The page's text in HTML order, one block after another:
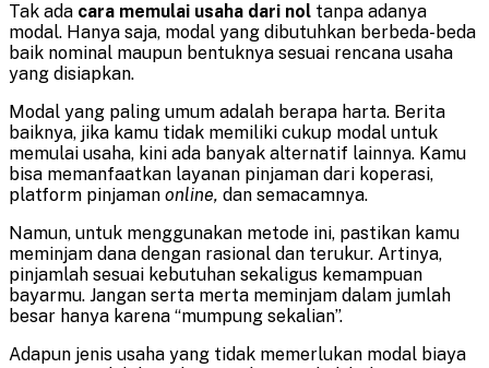
Tak ada cara memulai usaha dari nol tanpa adanya
modal. Hanya saja, modal yang dibutuhkan berbeda-beda
baik nominal maupun bentuknya sesuai rencana usaha
yang disiapkan.
Modal yang paling umum adalah berapa harta. Berita
baiknya, jika kamu tidak memiliki cukup modal untuk
memulai usaha, kini ada banyak alternatif lainnya. Kamu
bisa memanfaatkan layanan pinjaman dari koperasi,
platform pinjaman online, dan semacamnya.
Namun, untuk menggunakan metode ini, pastikan kamu
meminjam dana dengan rasional dan terukur. Artinya,
pinjamlah sesuai kebutuhan sekaligus kemampuan
bayarmu. Jangan serta merta meminjam dalam jumlah
besar hanya karena “mumpung sekalian”.
Adapun jenis usaha yang tidak memerlukan modal biaya